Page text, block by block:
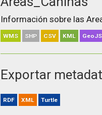
Información sobre las
WMS SHP CSV KML
Exportar
RDF XML Turtle